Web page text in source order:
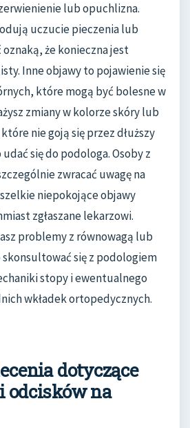
lub opuchlizna.
uczucie pieczenia lub
oznaką, że konieczna jest
Inne objawy to pojawienie się
które mogą być bolesne w
zmiany w kolorze skóry lub
nie goją się przez dłuższy
się do podologa. Osoby z
zwracać uwagę na
niepokojące objawy
zgłaszane lekarzowi.
problemy z równowagą lub
się z podologiem
stopy i ewentualnego
wkładek ortopedycznych.
dotyczące
na